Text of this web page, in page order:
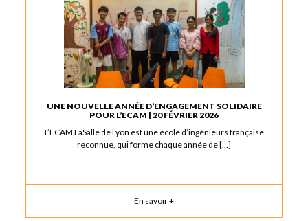
UNE NOUVELLE ANNÉE D’ENGAGEMENT SOLIDAIRE
POUR L’ECAM | 20 FÉVRIER 2026
L’ECAM LaSalle de Lyon est une école d’ingénieurs française
reconnue, qui forme chaque année de […]
En savoir +